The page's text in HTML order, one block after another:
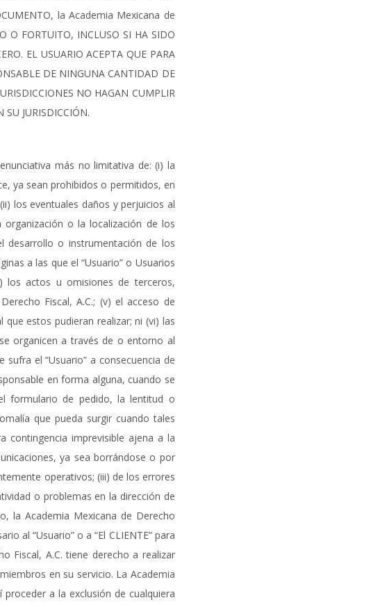
la Academia Mexicana de
O FORTUITO, INCLUSO SI HA SIDO
EL USUARIO ACEPTA QUE PARA
DE NINGUNA CANTIDAD DE
NO HAGAN CUMPLIR
JURISDICCIÓN.
más no limitativa de: (i) la
ya sean prohibidos o permitidos, en
los eventuales daños y perjuicios al
o la localización de los
desarrollo o instrumentación de los
a las que el “Usuario” o Usuarios
los actos u omisiones de terceros,
Fiscal, A.C.; (v) el acceso de
estos pudieran realizar; ni (vi) las
organicen a través de o entorno al
el “Usuario” a consecuencia de
en forma alguna, cuando se
formulario de pedido, la lentitud o
que pueda surgir cuando tales
imprevisible ajena a la
ya sea borrándose o por
operativos; (iii) de los errores
o problemas en la dirección de
la Academia Mexicana de Derecho
al “Usuario” o a “El CLIENTE” para
Fiscal, A.C. tiene derecho a realizar
en su servicio. La Academia
a la exclusión de cualquiera